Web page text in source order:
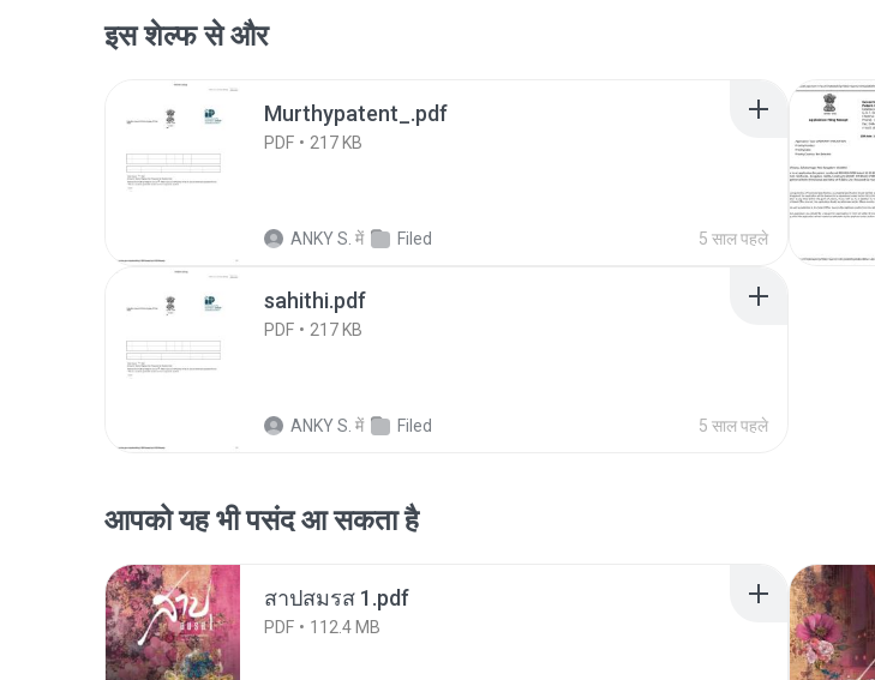
इस शेल्फ से और
Murthypatent_.pdf
PDF 217 KB
ANKY S. में Filed 5 साल पहले
sahithi.pdf
PDF 217 KB
ANKY S. में Filed 5 साल पहले
आपको यह भी पसंद आ सकता है
สาปสมรส 1.pdf
PDF 112.4 MB